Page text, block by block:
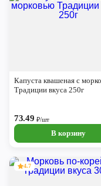
Капуста квашеная с
Традиции вкуса 250г
73.49₽/шт
В корзину
4.7